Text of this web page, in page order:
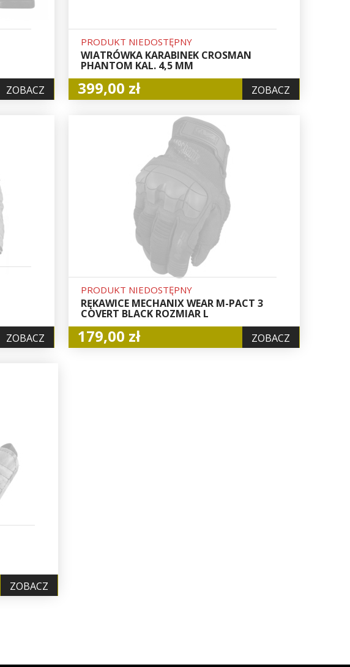
ZOBACZ
PRODUKT NIEDOSTĘPNY
WIATRÓWKA KARABINEK CROSMAN
PHANTOM KAL. 4,5 MM
399,00 zł ZOBACZ
ZOBACZ
PRODUKT NIEDOSTĘPNY
RĘKAWICE MECHANIX WEAR M-PACT 3
COVERT BLACK ROZMIAR L
179,00 zł ZOBACZ
ZOBACZ